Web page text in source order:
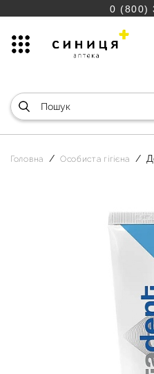
0 (800)
Головна Особиста гігієна